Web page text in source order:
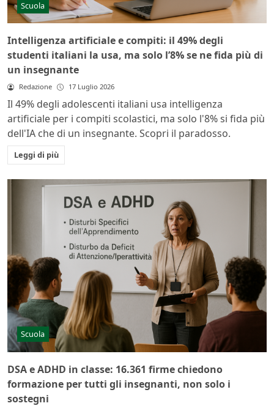
Scuola
Intelligenza artificiale e compiti: il 49% degli
studenti italiani la usa, ma solo l’8% se ne fida più di
un insegnante
Redazione 17 Luglio 2026
Il 49% degli adolescenti italiani usa intelligenza
artificiale per i compiti scolastici, ma solo l'8% si fida più
dell'IA che di un insegnante. Scopri il paradosso.
Leggi di più
Scuola
DSA e ADHD in classe: 16.361 firme chiedono
formazione per tutti gli insegnanti, non solo i
sostegni